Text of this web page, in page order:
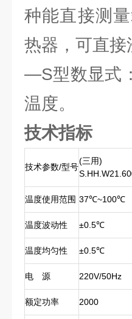
种能直接测
热器，可直
—S型数显式
温度。
技术指标
技术参数/型号
(三用)
温度使用范围 37℃~100℃
温度波动性 ±0.5℃
温度均匀性 ±0.5℃
电 源 220V/50Hz
额定功率 2000